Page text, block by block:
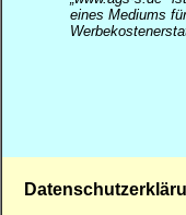
eines Mediums